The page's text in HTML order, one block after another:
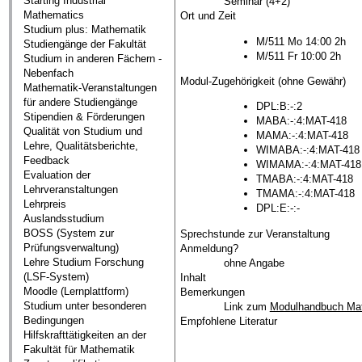
Mathematics
Studium plus: Mathematik
Studiengänge der Fakultät
Studium in anderen Fächern -
Nebenfach
Mathematik-Veranstaltungen
für andere Studiengänge
Stipendien & Förderungen
Qualität von Studium und
Lehre, Qualitätsberichte,
Feedback
Evaluation der
Lehrveranstaltungen
Lehrpreis
Auslandsstudium
BOSS (System zur
Prüfungsverwaltung)
Lehre Studium Forschung
(LSF-System)
Moodle (Lernplattform)
Studium unter besonderen
Bedingungen
Hilfskrafttätigkeiten an der
Fakultät für Mathematik
Ort und Zeit
M/511 Mo 14:00 2h
M/511 Fr 10:00 2h
Modul-Zugehörigkeit (ohne Gewähr)
DPL:B:-:2
MABA:-:4:MAT-418
MAMA:-:4:MAT-418
WIMABA:-:4:MAT-418
WIMAMA:-:4:MAT-418
TMABA:-:4:MAT-418
TMAMA:-:4:MAT-418
DPL:E:-:-
Sprechstunde zur Veranstaltung
Anmeldung?
ohne Angabe
Inhalt
Bemerkungen
Link zum Modulhandbuch
Empfohlene Literatur